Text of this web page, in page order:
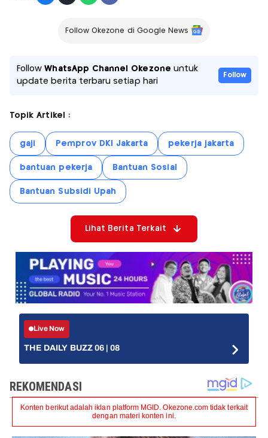
Follow Okezone di Google News
FollowWhatsApp Channel Okezone untuk
update berita terbaru setiap hari
Follow
Topik Artikel :
gaji Pemprov DKI Jakarta pekerja jakarta
bantuan pekerja Bantuan Sosial
Bantuan Subsidi Upah
Lihat Berita Terkait
Live Now
THE DAILY BUZZ 06 | 08